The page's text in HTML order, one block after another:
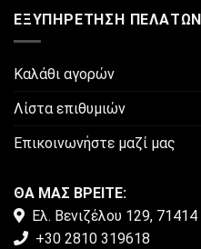
ΕΞΥΠΗΡΈΤΗΣΗ ΠΕΛΑΤΏΝ
Καλάθι αγορών
Λίστα επιθυμιών
Επικοινωνήστε μαζί μας
ΘΑ ΜΑΣ ΒΡΕΙΤΕ:
Ελ. Βενιζέλου 129,
+30 2810 319618